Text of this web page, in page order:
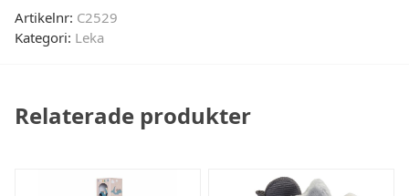
Artikelnr: C2529
Kategori: Leka
Relaterade produkter